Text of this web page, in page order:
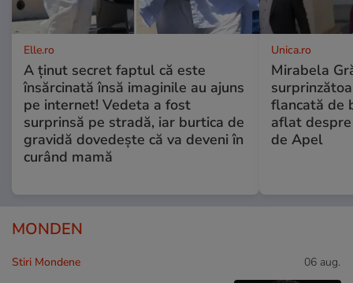
Elle.ro
A ținut secret faptul că este
însărcinată însă imaginile au ajuns
pe internet! Vedeta a fost
surprinsă pe stradă, iar burtica de
gravidă dovedește că va deveni în
curând mamă
Unica.ro
Mirabela
flancată de
aflat
de Apel
MONDEN
Stiri Mondene 06 aug.